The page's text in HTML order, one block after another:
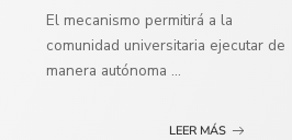
El mecanismo permitirá a la
comunidad universitaria ejecutar de
manera autónoma ...
LEER MÁS